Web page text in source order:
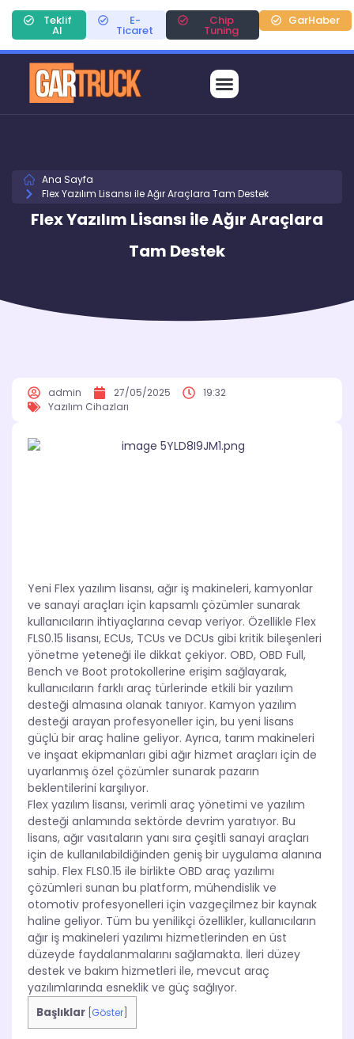
Teklif
Al
E-
Ticaret
Chip
Tuning
GarHaber
Ana Sayfa
Flex Yazılım Lisansı ile Ağır Araçlara Tam Destek
Flex Yazılım Lisansı ile Ağır Araçlara
Tam Destek
admin 27/05/2025
19:32
Yazılım Cihazları
Yeni Flex yazılım lisansı, ağır iş makineleri, kamyonlar
ve sanayi araçları için kapsamlı çözümler sunarak
kullanıcıların ihtiyaçlarına cevap veriyor. Özellikle Flex
FLS0.15 lisansı, ECUs, TCUs ve DCUs gibi kritik bileşenleri
yönetme yeteneği ile dikkat çekiyor. OBD, OBD Full,
Bench ve Boot protokollerine erişim sağlayarak,
kullanıcıların farklı araç türlerinde etkili bir yazılım
desteği almasına olanak tanıyor. Kamyon yazılım
desteği arayan profesyoneller için, bu yeni lisans
güçlü bir araç haline geliyor. Ayrıca, tarım makineleri
ve inşaat ekipmanları gibi ağır hizmet araçları için de
uyarlanmış özel çözümler sunarak pazarın
beklentilerini karşılıyor.
Flex yazılım lisansı, verimli araç yönetimi ve yazılım
desteği anlamında sektörde devrim yaratıyor. Bu
lisans, ağır vasıtaların yanı sıra çeşitli sanayi araçları
için de kullanılabildiğinden geniş bir uygulama alanına
sahip. Flex FLS0.15 ile birlikte OBD araç yazılımı
çözümleri sunan bu platform, mühendislik ve
otomotiv profesyonelleri için vazgeçilmez bir kaynak
haline geliyor. Tüm bu yenilikçi özellikler, kullanıcıların
ağır iş makineleri yazılımı hizmetlerinden en üst
düzeyde faydalanmalarını sağlamakta. İleri düzey
destek ve bakım hizmetleri ile, mevcut araç
yazılımlarında esneklik ve güç sağlıyor.
Başlıklar Göster